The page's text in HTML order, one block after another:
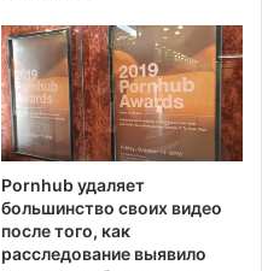
Pornhub удаляет
большинство своих видео
после того, как
расследование выявило